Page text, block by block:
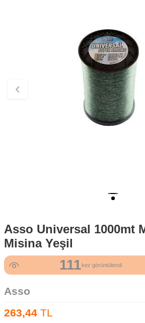
Asso Universal 1000mt
Misina Yeşil
111kez görüntülendi
6 kez satın alındı
Asso
263,44 TL